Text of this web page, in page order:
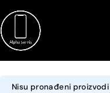
Nisu pronađeni